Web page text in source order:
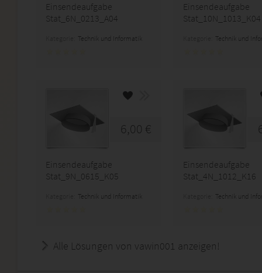
Einsendeaufgabe
Stat_6N_0213_A04
Technik und Informatik
Einsendeaufgabe
Stat_10N_1013_K04
Technik und
6,00 €
Einsendeaufgabe
Stat_9N_0615_K05
Technik und Informatik
Einsendeaufgabe
Stat_4N_1012_K16
Technik und
Alle Lösungen von vawin001 anzeigen!